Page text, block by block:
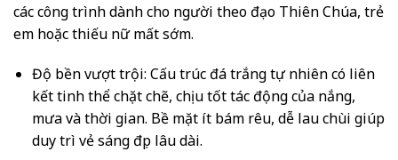
các công trình dành cho người theo đạo Thiên Chúa, trẻ
em hoặc thiếu nữ mất sớm.
Độ bền vượt trội: Cấu trúc đá trắng tự nhiên có liên
kết tinh thể chặt chẽ, chịu tốt tác động của nắng,
mưa và thời gian. Bề mặt ít bám rêu, dễ lau chùi giúp
duy trì vẻ sáng đẹp lâu dài.